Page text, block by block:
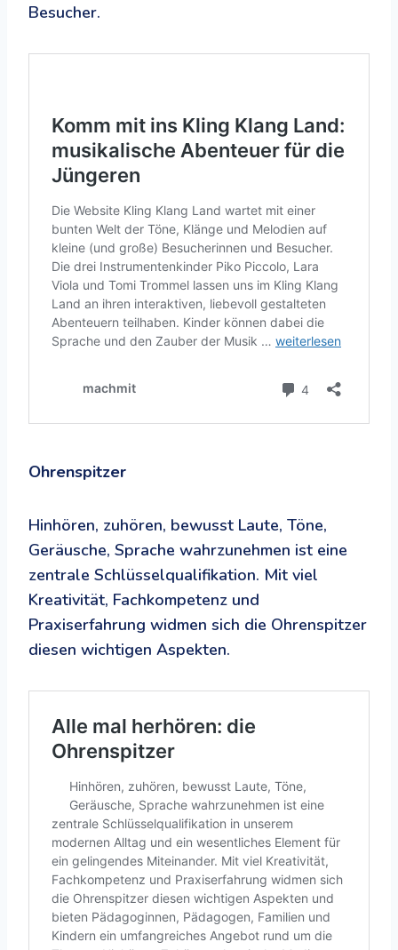
Besucher.
Ohrenspitzer
Hinhören, zuhören, bewusst Laute, Töne,
Geräusche, Sprache wahrzunehmen ist eine
zentrale Schlüsselqualifikation. Mit viel
Kreativität, Fachkompetenz und
Praxiserfahrung widmen sich die Ohrenspitzer
diesen wichtigen Aspekten.